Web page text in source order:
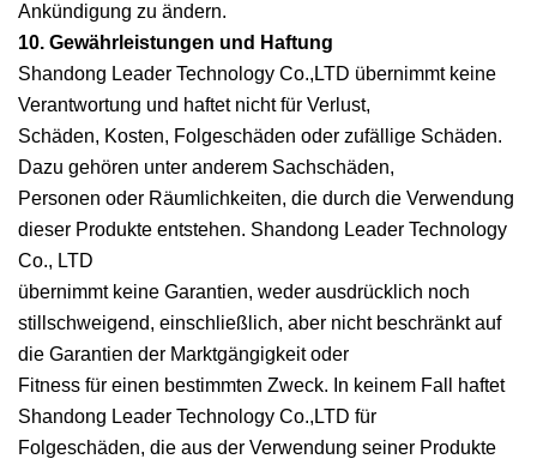
Ankündigung zu ändern.
10. Gewährleistungen und Haftung
Shandong Leader Technology Co.,LTD übernimmt keine
Verantwortung und haftet nicht für Verlust,
Schäden, Kosten, Folgeschäden oder zufällige Schäden.
Dazu gehören unter anderem Sachschäden,
Personen oder Räumlichkeiten, die durch die Verwendung
dieser Produkte entstehen. Shandong Leader Technology
Co., LTD
übernimmt keine Garantien, weder ausdrücklich noch
stillschweigend, einschließlich, aber nicht beschränkt auf
die Garantien der Marktgängigkeit oder
Fitness für einen bestimmten Zweck. In keinem Fall haftet
Shandong Leader Technology Co.,LTD für
Folgeschäden, die aus der Verwendung seiner Produkte